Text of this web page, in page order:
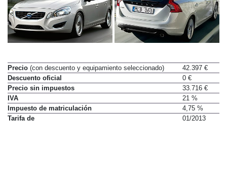
Precio (con descuento y equipamiento seleccionado)
42.397 €
Descuento oficial
0 €
Precio sin impuestos
33.716 €
IVA
21 %
Impuesto de matriculación
4,75 %
Tarifa de
01/2013